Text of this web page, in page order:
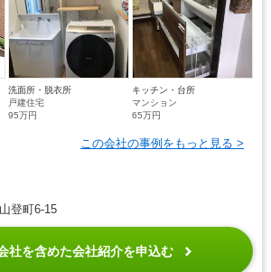
洗面所・脱衣所
戸建住宅
95万円
キッチン・台所
マンション
65万円
この会社の事例をもっと見る >
登町6-15
社を含めた会社紹介を申込む